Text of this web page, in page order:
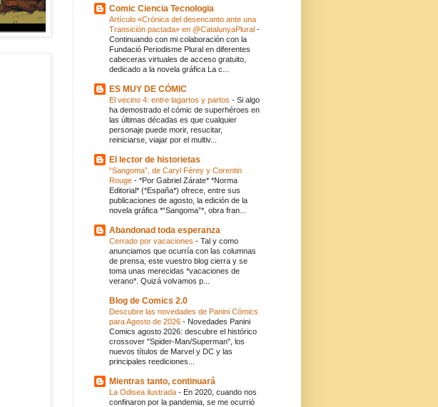
Comic Ciencia Tecnologia
Artículo «Crónica del desencanto ante una
Transición pactada» en @CatalunyaPlural -
Continuando con mi colaboración con la
Fundació Periodisme Plural en diferentes
cabeceras virtuales de acceso gratuito,
dedicado a la novela gráfica La c...
ES MUY DE CÓMIC
El vecino 4: entre lagartos y partos - Si algo
ha demostrado el cómic de superhéroes en
las últimas décadas es que cualquier
personaje puede morir, resucitar,
reiniciarse, viajar por el multiv...
El lector de historietas
“Sangoma”, de Caryl Férey y Corentin
Rouge - *Por Gabriel Zárate* *Norma
Editorial* (*España*) ofrece, entre sus
publicaciones de agosto, la edición de la
novela gráfica *“Sangoma”*, obra fran...
Abandonad toda esperanza
Cerrado por vacaciones - Tal y como
anunciamos que ocurría con las columnas
de prensa, este vuestro blog cierra y se
toma unas merecidas *vacaciones de
verano*. Quizá volvamos p...
Blog de Comics 2.0
Descubre las novedades de Panini Cómics
para Agosto de 2026 - Novedades Panini
Comics agosto 2026: descubre el histórico
crossover "Spider-Man/Superman", los
nuevos títulos de Marvel y DC y las
principales reediciones...
Mientras tanto, continuará
La Odisea ilustrada - En 2020, cuando nos
confinaron por la pandemia, se me ocurrió